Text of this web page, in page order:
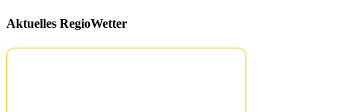
Aktuelles RegioWetter